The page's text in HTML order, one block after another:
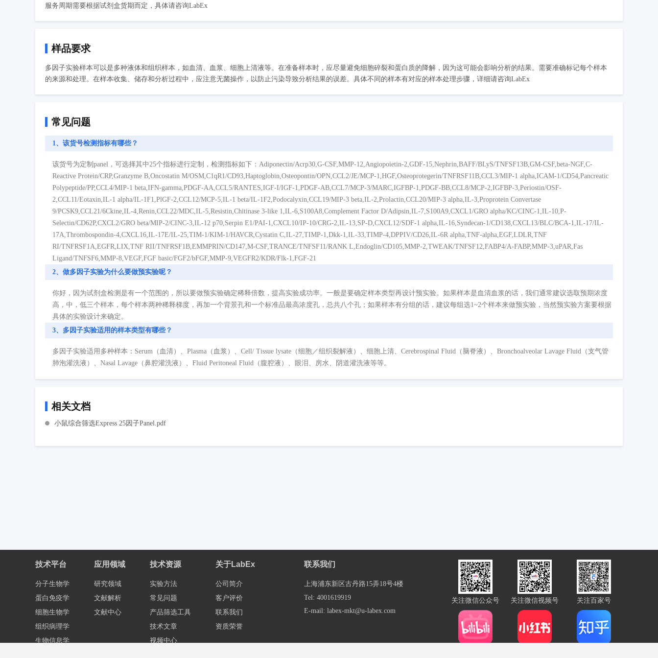
服务周期需要根据试剂盒货期而定，具体请咨询LabEx
样品要求
多因子实验样本可以是多种液体和组织样本，如血清、血浆、细胞上清液等。在准备样本时，应尽量避免细胞碎裂和蛋白质的降解，因为这可能会影响分析的结果。需要准确标记每个样本
的来源和处理。在样本收集、储存和分析过程中，应注意无菌操作，以防止污染导致分析结果的误差。具体不同的样本有对应的样本处理步骤，详细请咨询LabEx
常见问题
1、该货号检测指标有哪些？
该货号为定制panel，可选择其中25个指标进行定制，检测指标如下：Adiponectin/Acrp30,G-CSF,MMP-12,Angiopoietin-2,GDF-15,Nephrin,BAFF/BLyS/TNFSF13B,GM-CSF,beta-NGF,C-
Reactive Protein/CRP,Granzyme B,Oncostatin M/OSM,C1qR1/CD93,Haptoglobin,Osteopontin/OPN,CCL2/JE/MCP-1,HGF,Osteoprotegerin/TNFRSF11B,CCL3/MIP-1 alpha,ICAM-1/CD54,Pancreatic
Polypeptide/PP,CCL4/MIP-1 beta,IFN-gamma,PDGF-AA,CCL5/RANTES,IGF-I/IGF-1,PDGF-AB,CCL7/MCP-3/MARC,IGFBP-1,PDGF-BB,CCL8/MCP-2,IGFBP-3,Periostin/OSF-
2,CCL11/Eotaxin,IL-1 alpha/IL-1F1,PlGF-2,CCL12/MCP-5,IL-1 beta/IL-1F2,Podocalyxin,CCL19/MIP-3 beta,IL-2,Prolactin,CCL20/MIP-3 alpha,IL-3,Proprotein Convertase
9/PCSK9,CCL21/6Ckine,IL-4,Renin,CCL22/MDC,IL-5,Resistin,Chitinase 3-like 1,IL-6,S100A8,Complement Factor D/Adipsin,IL-7,S100A9,CXCL1/GRO alpha/KC/CINC-1,IL-10,P-
Selectin/CD62P,CXCL2/GRO beta/MIP-2/CINC-3,IL-12 p70,Serpin E1/PAI-1,CXCL10/IP-10/CRG-2,IL-13,SP-D,CXCL12/SDF-1 alpha,IL-16,Syndecan-1/CD138,CXCL13/BLC/BCA-1,IL-17/IL-
17A,Thrombospondin-4,CXCL16,IL-17E/IL-25,TIM-1/KIM-1/HAVCR,Cystatin C,IL-27,TIMP-1,Dkk-1,IL-33,TIMP-4,DPPIV/CD26,IL-6R alpha,TNF-alpha,EGF,LDLR,TNF
RI/TNFRSF1A,EGFR,LIX,TNF RII/TNFRSF1B,EMMPRIN/CD147,M-CSF,TRANCE/TNFSF11/RANK L,Endoglin/CD105,MMP-2,TWEAK/TNFSF12,FABP4/A-FABP,MMP-3,uPAR,Fas
Ligand/TNFSF6,MMP-8,VEGF,FGF basic/FGF2/bFGF,MMP-9,VEGFR2/KDR/Flk-1,FGF-21
2、做多因子实验为什么要做预实验呢？
你好，因为试剂盒检测是有一个范围的，所以要做预实验确定稀释倍数，提高实验成功率。一般是要确定样本类型再设计预实验。如果样本是血清血浆的话，我们通常建议选取预期浓度
高，中，低三个样本，每个样本两种稀释梯度，再加一个背景孔和一个标准品最高浓度孔，总共八个孔；如果样本有分组的话，建议每组选1~2个样本来做预实验，当然预实验方案要根据
具体的实验设计来确定。
3、多因子实验适用的样本类型有哪些？
多因子实验适用多种样本：Serum（血清）、Plasma（血浆）、Cell/ Tissue lysate（细胞／组织裂解液）、细胞上清、Cerebrospinal Fluid（脑脊液）、Bronchoalveolar Lavage Fluid（支气管
肺泡灌洗液）、Nasal Lavage（鼻腔灌洗液）、Fluid Peritoneal Fluid（腹腔液）、眼泪、房水、阴道灌洗液等等。
相关文档
小鼠综合筛选Express 25因子Panel.pdf
技术平台
分子生物学
蛋白免疫学
细胞生物学
组织病理学
生物信息学
应用领域
研究领域
文献解析
文献中心
技术资源
实验方法
常见问题
产品筛选工具
技术文章
视频中心
关于LabEx
公司简介
客户评价
联系我们
资质荣誉
联系我们
上海浦东新区古丹路15弄18号4楼
Tel: 4001619919
E-mail: labex-mkt@u-labex.com
关注微信公众号 关注微信视频号 关注百家号